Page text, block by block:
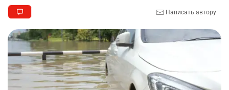
10
🐏 Скота больше, а мясо дороже. Почему в
баранину и конину
2538 5 17
Написать автору